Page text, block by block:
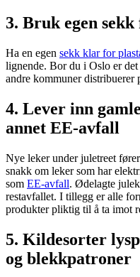
3. Bruk egen
Ha en egen sekk klar for
lignende. Bor du i Oslo er
andre kommuner distribuerer
4. Lever inn
annet EE-avfall
Nye leker under juletreet
snakk om leker som har
som EE-avfall. Ødelagte
restavfallet. I tillegg er alle
produkter pliktig til å ta imot
5. Kildesorter
og blekkpatroner